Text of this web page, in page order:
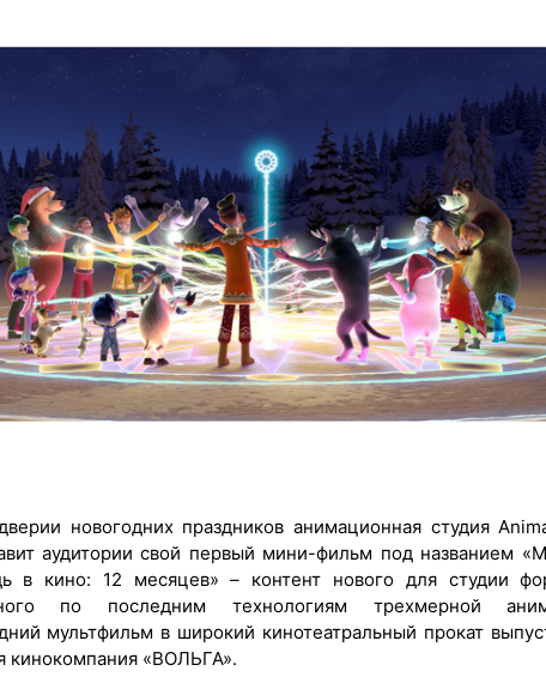
новогодних праздников анимационная студия
аудитории свой первый мини-фильм под названием
в кино: 12 месяцев» – контент нового для студии
по последним технологиям трехмерной
мультфильм в широкий кинотеатральный прокат
кинокомпания «ВОЛЬГА».